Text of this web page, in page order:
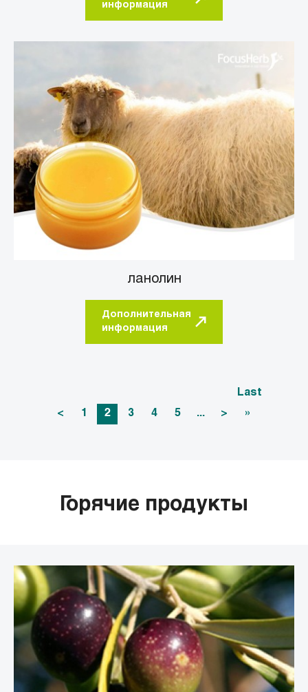
информация
ланолин
Дополнительная
информация
< 1 2 3 4 5 ... >
Last
»
Горячие продукты
Экстракт эльдерберри
Апигенин
Экстракт гематодермы пальмитата
Экстракт пурпурной кукурузы